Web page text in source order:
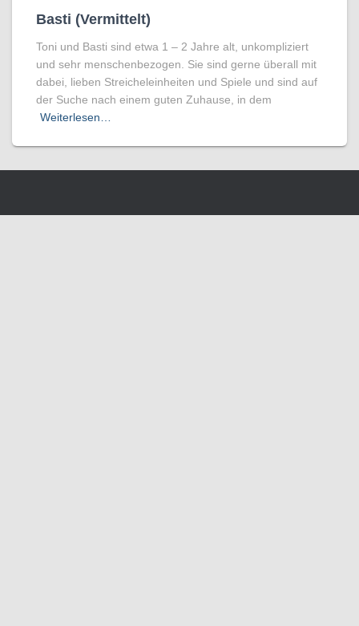
Basti (Vermittelt)
Toni und Basti sind etwa 1 – 2 Jahre alt, unkompliziert
und sehr menschenbezogen. Sie sind gerne überall mit
dabei, lieben Streicheleinheiten und Spiele und sind auf
der Suche nach einem guten Zuhause, in dem
Weiterlesen…